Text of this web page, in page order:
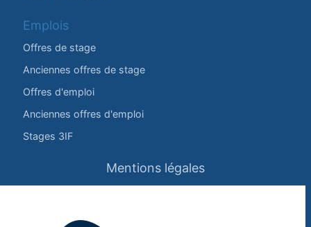
Emplois
Offres de stage
Anciennes offres de stage
Offres d'emploi
Anciennes offres d'emploi
Stages 3IF
Mentions légales